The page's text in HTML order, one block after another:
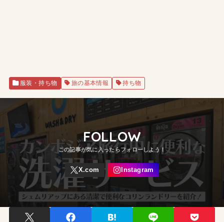
服装・持ち物 旅の基本情報 持ち物
FOLLOW